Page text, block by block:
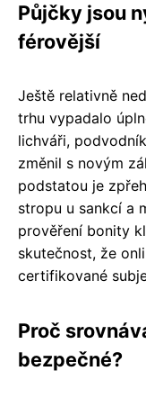
Půjčky jsou
férovější
Ještě relativně
trhu vypadalo
lichváři,
změnil s novým
podstatou je
stropu u sankcí a
prověření bonity
skutečnost, že
certifikované
Proč
bezpečné?